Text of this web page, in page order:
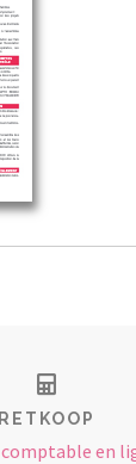
RETKOOP
en